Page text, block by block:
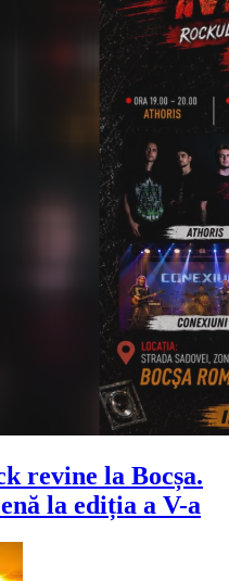
revine la Bocșa.
la ediția a V-a